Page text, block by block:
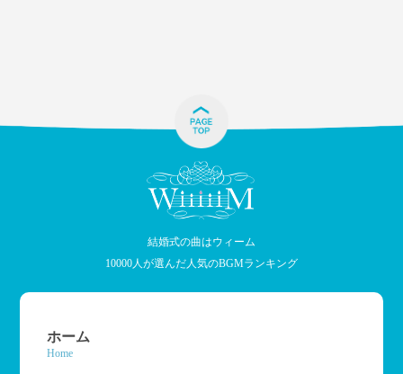
結婚式の曲はウィーム
10000人が選んだ人気のBGMランキング
ホーム
Home